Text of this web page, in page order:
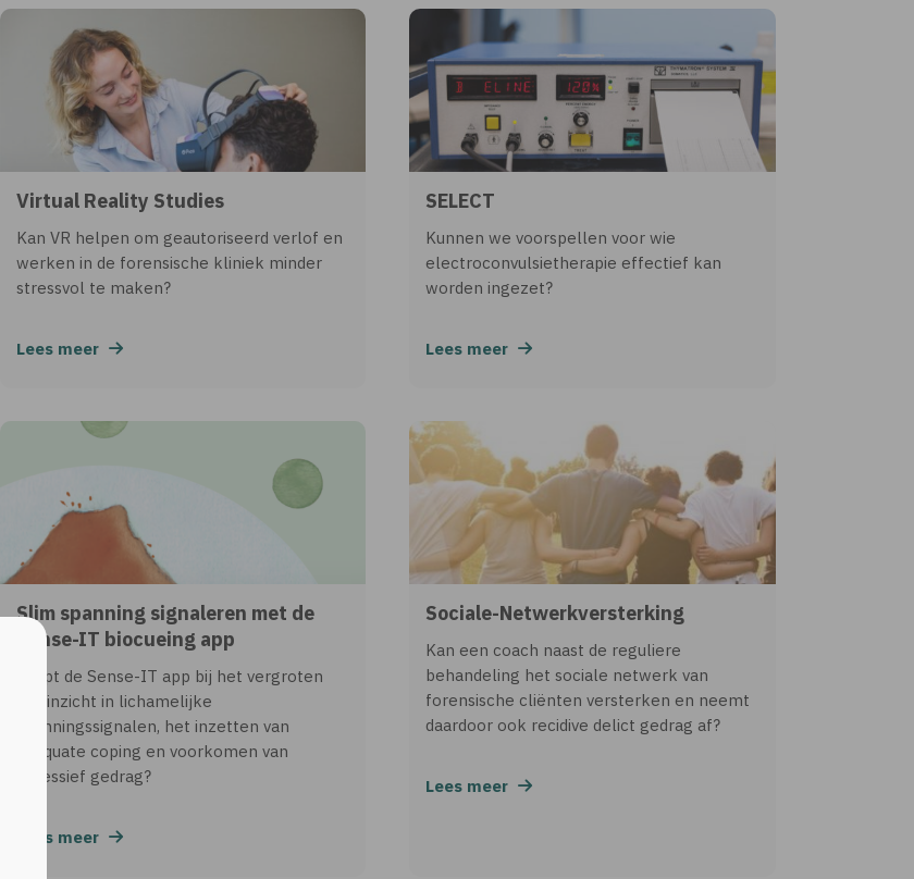
Virtual Reality Studies
Kan VR helpen om geautoriseerd verlof en
werken in de forensische kliniek minder
stressvol te maken?
Lees meer
SELECT
Kunnen we voorspellen voor wie
electroconvulsietherapie effectief kan
worden ingezet?
Lees meer
Slim spanning signaleren met de
Sense-IT biocueing app
Helpt de Sense-IT app bij het vergroten
van inzicht in lichamelijke
spanningssignalen, het inzetten van
adequate coping en voorkomen van
agressief gedrag?
Lees meer
Sociale-Netwerkversterking
Kan een coach naast de reguliere
behandeling het sociale netwerk van
forensische cliënten versterken en neemt
daardoor ook recidive delict gedrag af?
Lees meer